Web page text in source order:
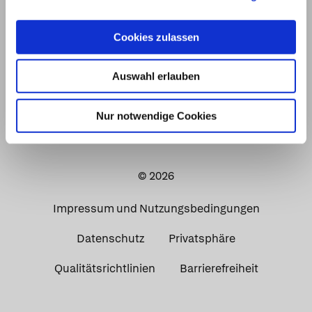
Cookies zulassen
Auswahl erlauben
Nur notwendige Cookies
© 2026
Impressum und Nutzungsbedingungen
Datenschutz Privatsphäre
Qualitätsrichtlinien Barrierefreiheit